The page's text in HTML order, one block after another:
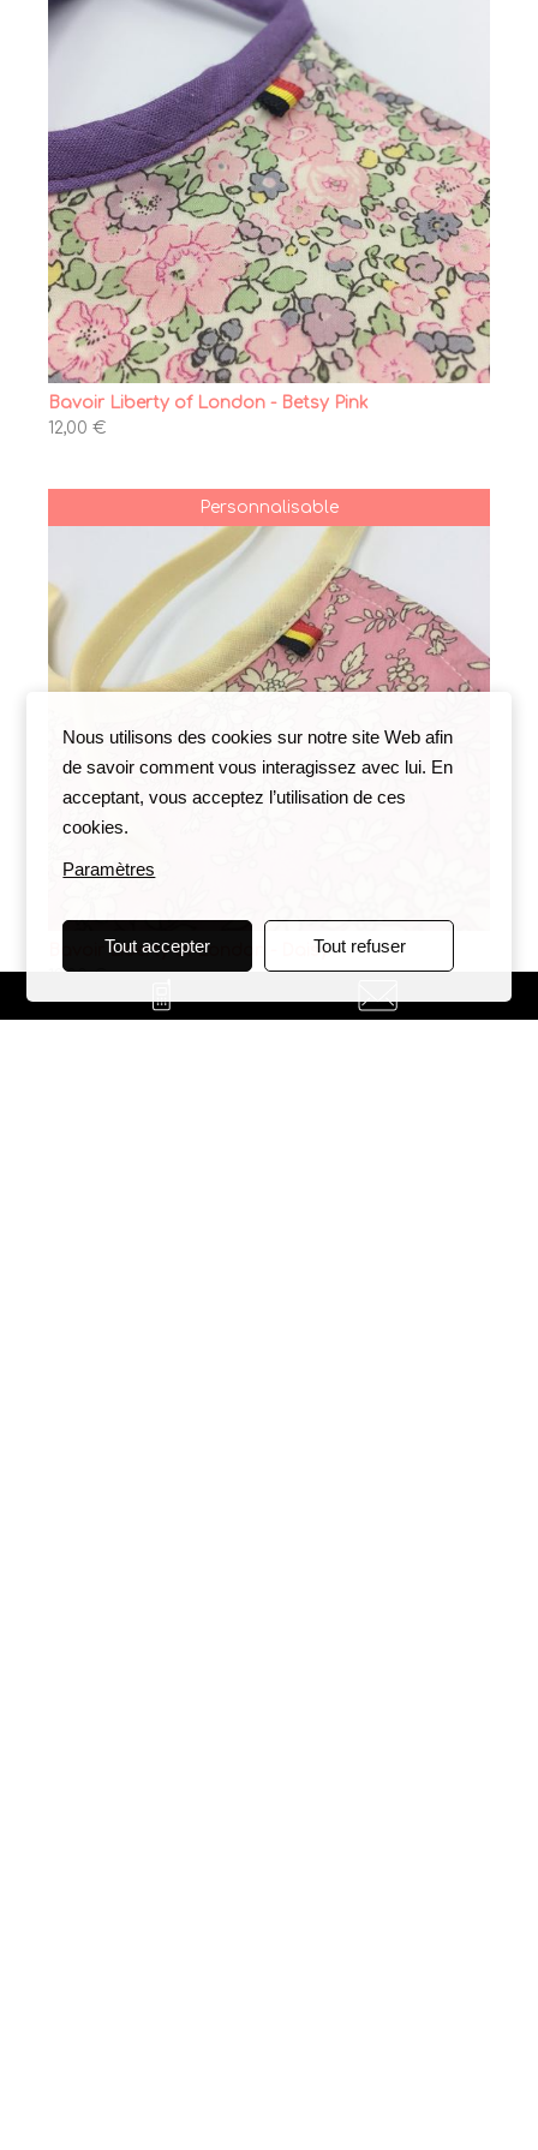
Bavoir Liberty of London - Betsy Pink
12,00 €
Personnalisable
Bavoir Liberty of London - Daisy
12,00 €
Nous utilisons des cookies sur notre site Web afin
de savoir comment vous interagissez avec lui. En
acceptant, vous acceptez l’utilisation de ces
cookies.
Paramètres
Tout accepter Tout refuser